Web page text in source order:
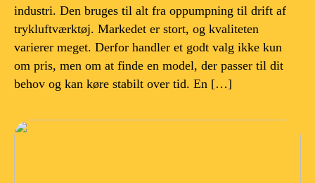
industri. Den bruges til alt fra oppumpning til drift af
trykluftværktøj. Markedet er stort, og kvaliteten
varierer meget. Derfor handler et godt valg ikke kun
om pris, men om at finde en model, der passer til dit
behov og kan køre stabilt over tid. En […]